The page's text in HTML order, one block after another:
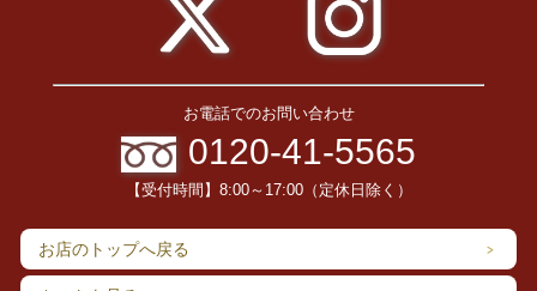
お電話でのお問い合わせ
0120-41-5565
【受付時間】8:00～17:00（定休日除く）
お店のトップへ戻る